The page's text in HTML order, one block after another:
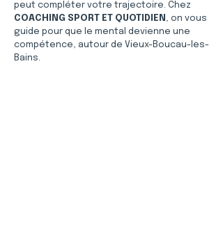
peut compléter votre trajectoire. Chez
COACHING SPORT ET QUOTIDIEN , on vous
guide pour que le mental devienne une
compétence, autour de Vieux-Boucau-les-
Bains.